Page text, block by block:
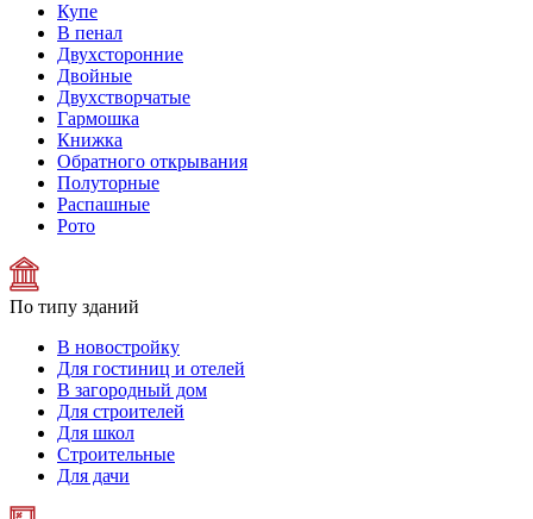
Купе
В пенал
Двухсторонние
Двойные
Двухстворчатые
Гармошка
Книжка
Обратного открывания
Полуторные
Распашные
Рото
По типу зданий
В новостройку
Для гостиниц и отелей
В загородный дом
Для строителей
Для школ
Строительные
Для дачи